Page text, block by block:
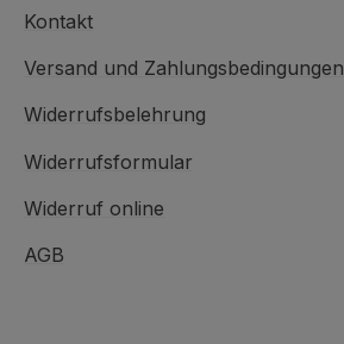
Kontakt
Versand und Zahlungsbedingungen
Widerrufsbelehrung
Widerrufsformular
Widerruf online
AGB